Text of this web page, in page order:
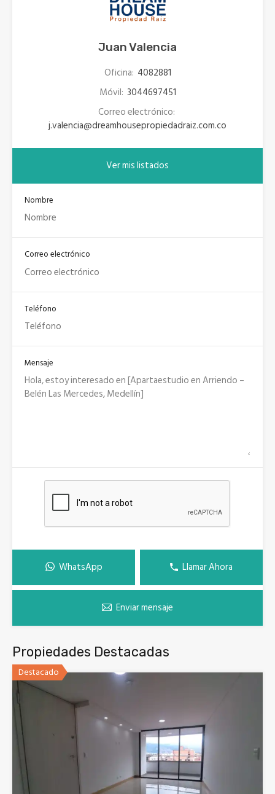
Juan Valencia
Oficina: 4082881
Móvil: 3044697451
Correo electrónico:
j.valencia@dreamhousepropiedadraiz.com.co
Ver mis listados
Nombre
Correo electrónico
Teléfono
Mensaje
WhatsApp Llamar Ahora
Enviar mensaje
Propiedades Destacadas
Destacado